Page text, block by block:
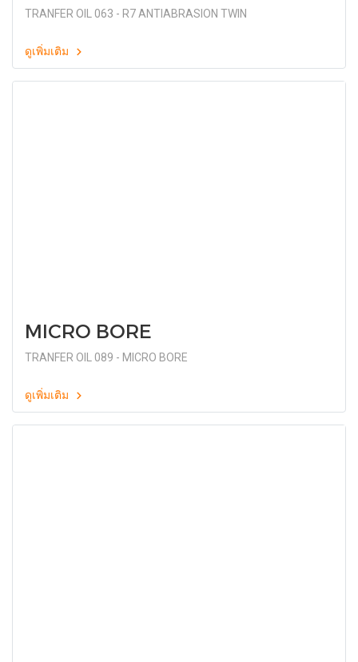
TRANFER OIL 063 - R7 ANTIABRASION TWIN
ดูเพิ่มเติม
MICRO BORE
TRANFER OIL 089 - MICRO BORE
ดูเพิ่มเติม